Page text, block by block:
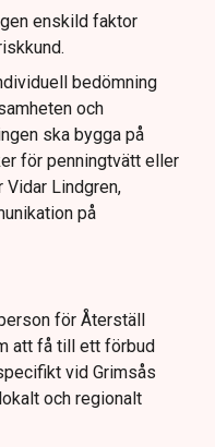
enskild faktor
bedömning
och
ska bygga på
för penningtvätt eller
Lindgren,
på
för Återställ
att få till ett förbud
vid Grimsås
och regionalt